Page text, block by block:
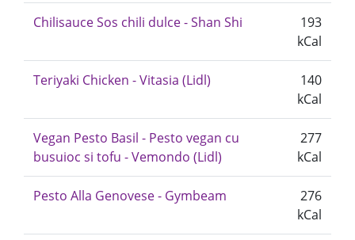
Chilisauce Sos chili dulce - Shan Shi
193
kCal
Teriyaki Chicken - Vitasia (Lidl)
140
kCal
Vegan Pesto Basil - Pesto vegan cu
busuioc si tofu - Vemondo (Lidl)
277
kCal
Pesto Alla Genovese - Gymbeam
276
kCal